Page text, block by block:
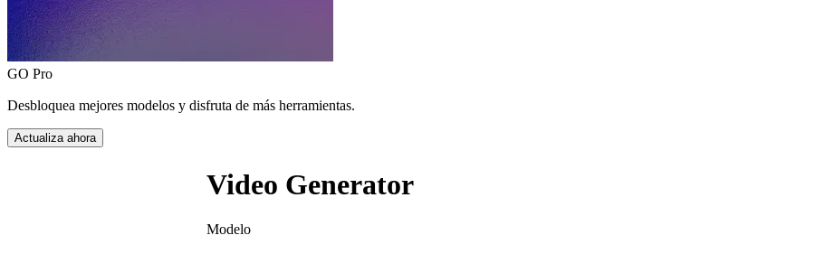
GO Pro
Desbloquea mejores modelos y disfruta de más herramientas.
Actualiza ahora
Video Generator
Modelo